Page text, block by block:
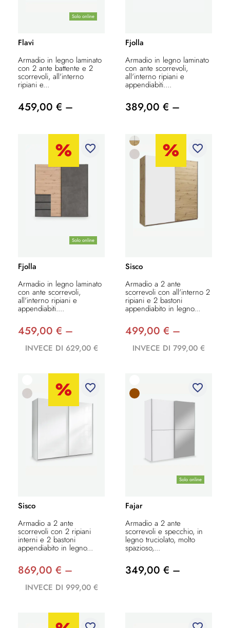
Solo online
Flavi
Armadio in legno laminato
con 2 ante battente e 2
scorrevoli, all'interno
ripiani e...
459,00 € –
Fjolla
Armadio in legno laminato
con ante scorrevoli,
all'interno ripiani e
appendiabiti....
389,00 € –
Solo online
favorite_border
Fjolla
Armadio in legno laminato
con ante scorrevoli,
all'interno ripiani e
appendiabiti....
459,00 € –
INVECE DI 629,00 €
favorite_border
Sisco
Armadio a 2 ante
scorrevoli con all'interno 2
ripiani e 2 bastoni
appendiabito in legno...
499,00 € –
INVECE DI 799,00 €
favorite_border
Sisco
Armadio a 2 ante
scorrevoli con 2 ripiani
interni e 2 bastoni
appendiabito in legno...
869,00 € –
INVECE DI 999,00 €
Solo online
favorite_border
Fajar
Armadio a 2 ante
scorrevoli e specchio, in
legno truciolato, molto
spazioso,...
349,00 € –